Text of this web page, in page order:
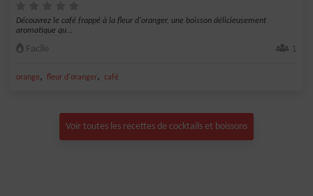
Découvrez le café frappé à la fleur d'oranger, une boisson délicieusement
aromatique qu...
Facile 1
orange, fleur d'oranger, café
Voir toutes les recettes de cocktails et boissons